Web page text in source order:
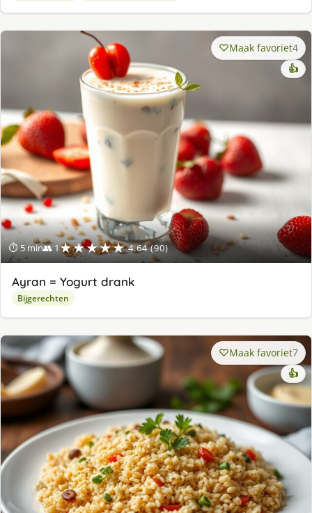
⏱ 5 min👥 1★★★★★ 4.64 (90)
Maak favoriet4
👍
Ayran = Yogurt drank
Bijgerechten
Maak favoriet7
👍